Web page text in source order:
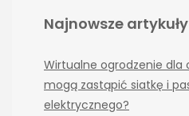
Najnowsze artykuły
Wirtualne ogrodzenie dla
mogą zastąpić siatkę i
elektrycznego?